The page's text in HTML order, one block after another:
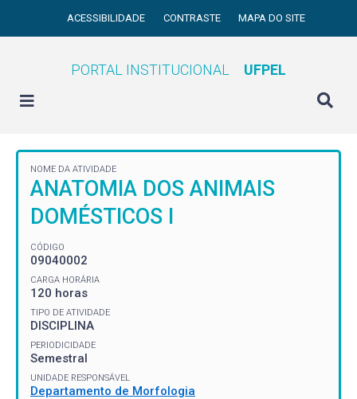
ACESSIBILIDADE CONTRASTE MAPA DO SITE
PORTAL INSTITUCIONAL UFPEL
NOME DA ATIVIDADE
ANATOMIA DOS ANIMAIS
DOMÉSTICOS I
CÓDIGO
09040002
CARGA HORÁRIA
120 horas
TIPO DE ATIVIDADE
DISCIPLINA
PERIODICIDADE
Semestral
UNIDADE RESPONSÁVEL
Departamento de Morfologia